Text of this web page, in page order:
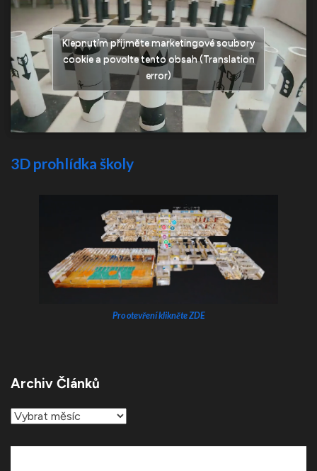
Klepnutím přijměte marketingové soubory
cookie a povolte tento obsah (Translation
error)
3D prohlídka školy
Pro otevření klikněte ZDE
Archiv Článků
Archiv